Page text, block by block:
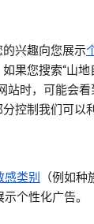
兴趣向您展示
果您搜索“山地
站时，可能会
控制我们可以
感类别
（例如
个性化广告。